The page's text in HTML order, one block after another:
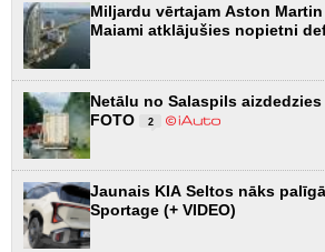
Miljardu vērtajam Aston
Maiami atklājušies nopietni
Netālu no Salaspils
FOTO
2
Jaunais KIA Seltos nāks
Sportage (+ VIDEO)